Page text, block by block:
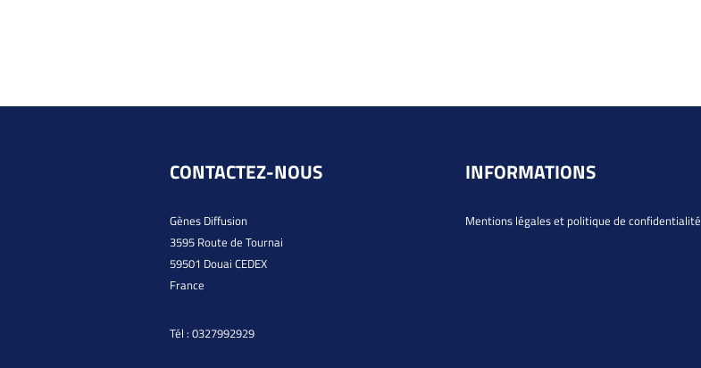
CONTACTEZ-NOUS
Gènes Diffusion
3595 Route de Tournai
59501 Douai CEDEX
France
Tél :0327992929
INFORMATIONS
Mentions légales et politique de confidentialité